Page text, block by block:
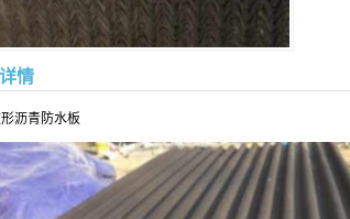
详情
沥青防水板